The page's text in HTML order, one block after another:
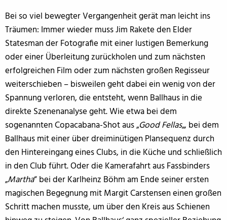
Bei so viel bewegter Vergangenheit gerät man leicht ins
Träumen: Immer wieder muss Jim Rakete den Elder
Statesman der Fotografie mit einer lustigen Bemerkung
oder einer Überleitung zurückholen und zum nächsten
erfolgreichen Film oder zum nächsten großen Regisseur
weiterschieben – bisweilen geht dabei ein wenig von der
Spannung verloren, die entsteht, wenn Ballhaus in die
direkte Szenenanalyse geht. Wie etwa bei dem
sogenannten Copacabana-Shot aus „Good Fellas„, bei dem
Ballhaus mit einer über dreiminütigen Plansequenz durch
den Hintereingang eines Clubs, in die Küche und schließlich
in den Club führt. Oder die Kamerafahrt aus Fassbinders
„Martha“ bei der Karlheinz Böhm am Ende seiner ersten
magischen Begegnung mit Margit Carstensen einen großen
Schritt machen musste, um über den Kreis aus Schienen